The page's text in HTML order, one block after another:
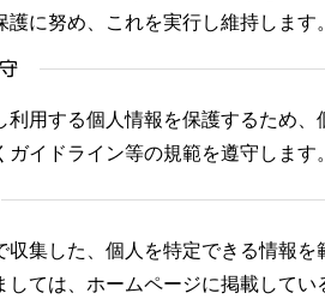
に努め、これを実行し維持します。
利用する個人情報を保護するため
イドライン等の規範を遵守します。
集した、個人を特定できる情報を
ては、ホームページに掲載してい